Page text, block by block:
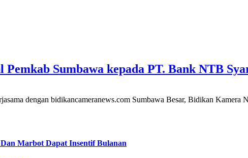
Sumbawa kepada PT. Bank NTB
dengan bidikancameranews.com Sumbawa Besar, Bidikan Kamera
Marbot Dapat Insentif Bulanan